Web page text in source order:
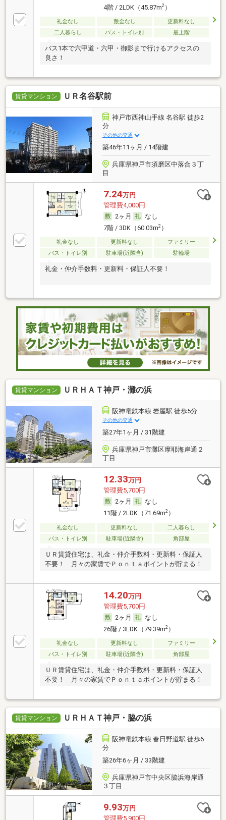
4階 / 2LDK（45.87m2）
礼金なし 敷金なし
更新料なし
二人暮らし
バス・トイレ別 最上階
バス1本で六甲道・六甲・御影まで行けるアクセスの
良さ！
賃貸マンション ＵＲ名谷駅前
神戸市西神山手線 名谷駅 徒歩2
分
その他の交通
築46年11ヶ月 / 14階建
兵庫県神戸市須磨区中落合３丁
目
7.24万円
管理費4,000円
2ヶ月
なし
7階 / 3DK（60.03m2）
礼金なし 更新料なし
ファミリー
バス・トイレ別
駐車場(近隣含) 駐輪場
礼金・仲介手数料・更新料・保証人不要！
賃貸マンション ＵＲＨＡＴ神戸・灘の浜
阪神電鉄本線 岩屋駅 徒歩5分
その他の交通
築27年1ヶ月 / 31階建
兵庫県神戸市灘区摩耶海岸通２
丁目
12.33万円
管理費5,700円
2ヶ月
なし
11階 / 2LDK（71.69m2）
礼金なし 更新料なし
二人暮らし
バス・トイレ別
駐車場(近隣含) 角部屋
ＵＲ賃貸住宅は、礼金・仲介手数料・更新料・保証人
不要！ 月々の家賃でＰｏｎｔａポイントが貯まる！
14.20万円
管理費5,700円
2ヶ月
なし
26階 / 3LDK（79.39m2）
礼金なし 更新料なし
ファミリー
バス・トイレ別
駐車場(近隣含) 角部屋
ＵＲ賃貸住宅は、礼金・仲介手数料・更新料・保証人
不要！ 月々の家賃でＰｏｎｔａポイントが貯まる！
賃貸マンション ＵＲＨＡＴ神戸・脇の浜
阪神電鉄本線 春日野道駅 徒歩6
分
築26年6ヶ月 / 33階建
兵庫県神戸市中央区脇浜海岸通
３丁目
9.93万円
管理費5,900円